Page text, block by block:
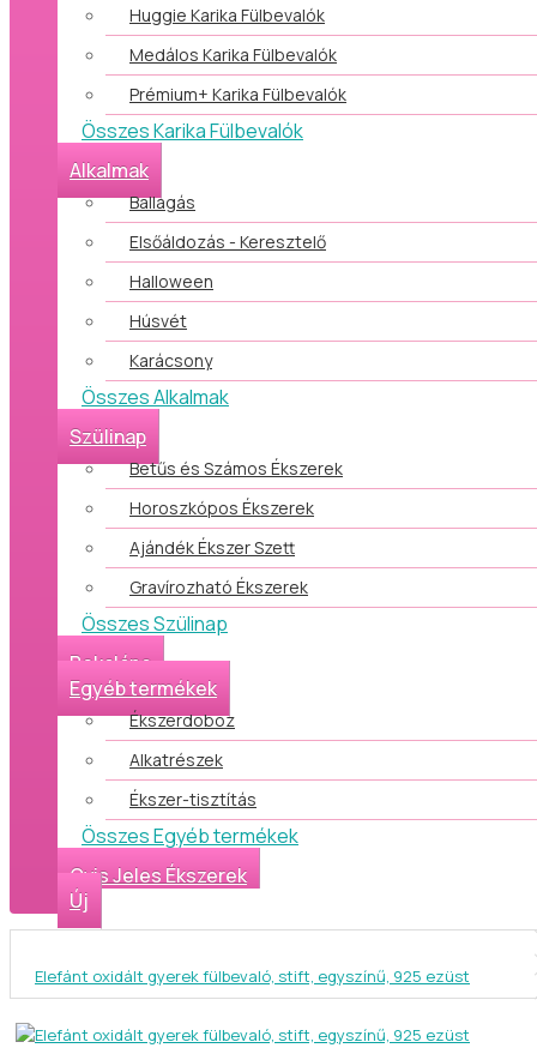
Huggie Karika Fülbevalók
Medálos Karika Fülbevalók
Prémium+ Karika Fülbevalók
Összes Karika Fülbevalók
Alkalmak
Ballagás
Elsőáldozás - Keresztelő
Halloween
Húsvét
Karácsony
Összes Alkalmak
Szülinap
Betűs és Számos Ékszerek
Horoszkópos Ékszerek
Ajándék Ékszer Szett
Gravírozható Ékszerek
Összes Szülinap
Bokalánc
Egyéb termékek
Ékszerdoboz
Alkatrészek
Ékszer-tisztítás
Összes Egyéb termékek
Ovis Jeles Ékszerek
Új
Elefánt oxidált gyerek fülbevaló, stift, egyszínű, 925 ezüst